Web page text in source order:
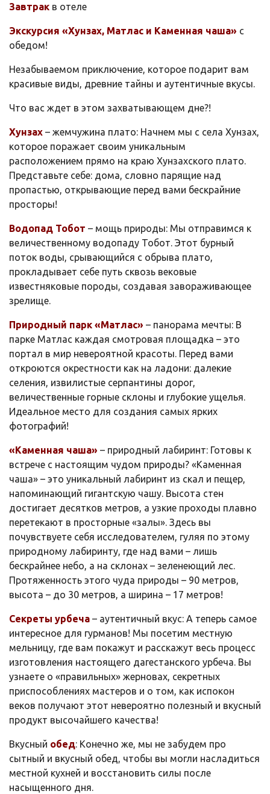
Завтрак в отеле
Экскурсия «Хунзах, Матлас и Каменная чаша» с
обедом!
Незабываемом приключение, которое подарит вам
красивые виды, древние тайны и аутентичные вкусы.
Что вас ждет в этом захватывающем дне?!
Хунзах – жемчужина плато: Начнем мы с села Хунзах,
которое поражает своим уникальным
расположением прямо на краю Хунзахского плато.
Представьте себе: дома, словно парящие над
пропастью, открывающие перед вами бескрайние
просторы!
Водопад Тобот – мощь природы: Мы отправимся к
величественному водопаду Тобот. Этот бурный
поток воды, срывающийся с обрыва плато,
прокладывает себе путь сквозь вековые
известняковые породы, создавая завораживающее
зрелище.
Природный парк «Матлас» – панорама мечты: В
парке Матлас каждая смотровая площадка – это
портал в мир невероятной красоты. Перед вами
откроются окрестности как на ладони: далекие
селения, извилистые серпантины дорог,
величественные горные склоны и глубокие ущелья.
Идеальное место для создания самых ярких
фотографий!
«Каменная чаша» – природный лабиринт: Готовы к
встрече с настоящим чудом природы? «Каменная
чаша» – это уникальный лабиринт из скал и пещер,
напоминающий гигантскую чашу. Высота стен
достигает десятков метров, а узкие проходы плавно
перетекают в просторные «залы». Здесь вы
почувствуете себя исследователем, гуляя по этому
природному лабиринту, где над вами – лишь
бескрайнее небо, а на склонах – зеленеющий лес.
Протяженность этого чуда природы – 90 метров,
высота – до 30 метров, а ширина – 17 метров!
Секреты урбеча – аутентичный вкус: А теперь самое
интересное для гурманов! Мы посетим местную
мельницу, где вам покажут и расскажут весь процесс
изготовления настоящего дагестанского урбеча. Вы
узнаете о «правильных» жерновах, секретных
приспособлениях мастеров и о том, как испокон
веков получают этот невероятно полезный и вкусный
продукт высочайшего качества!
Вкусный обед: Конечно же, мы не забудем про
сытный и вкусный обед, чтобы вы могли насладиться
местной кухней и восстановить силы после
насыщенного дня.